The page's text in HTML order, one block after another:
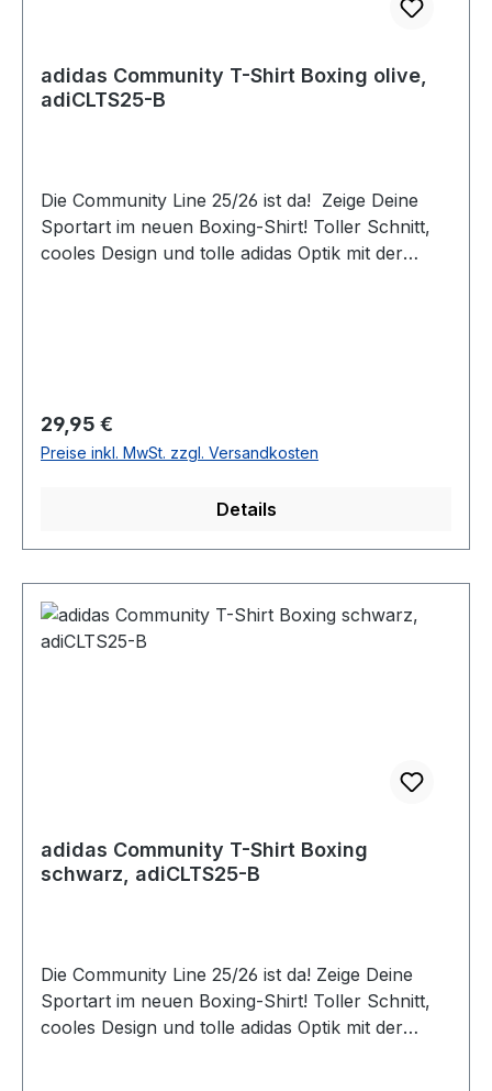
adidas Community T-Shirt Boxing olive,
adiCLTS25-B
Die Community Line 25/26 ist da! Zeige Deine
Sportart im neuen Boxing-Shirt! Toller Schnitt,
cooles Design und tolle adidas Optik mit der
Look. Material: 100 % Baumwolle Farbe:
Schwarz mit Aufdruck Größen: S-
XL Anmerkung: Da es sich um ein Unisex-
Konfektionsgröße kleiner wählen.
Regulärer Preis:
29,95 €
Preise inkl. MwSt. zzgl. Versandkosten
Details
adidas Community T-Shirt Boxing
schwarz, adiCLTS25-B
Die Community Line 25/26 ist da! Zeige Deine
Sportart im neuen Boxing-Shirt! Toller Schnitt,
cooles Design und tolle adidas Optik mit der